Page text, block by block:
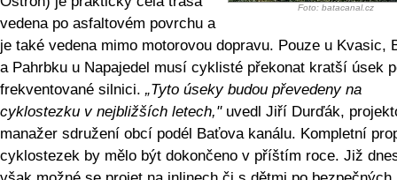
Foto: batacanal.cz
vedena po asfaltovém povrchu a
je také vedena mimo motorovou dopravu. Pouze u Kvasic,
a Pahrbku u Napajedel musí cyklisté překonat kratší úsek
frekventované silnici. „Tyto úseky budou převedeny na
cyklostezku v nejbližších letech," uvedl Jiří Durďák,
manažer sdružení obcí podél Baťova kanálu. Kompletní
cyklostezek by mělo být dokončeno v příštím roce. Již